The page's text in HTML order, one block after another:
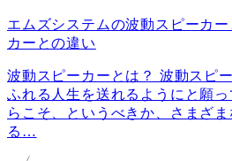
エムズシステムの波動スピーカ
カーとの違い
波動スピーカーとは？ 波動スピ
ふれる人生を送れるようにと願
らこそ、というべきか、さまざ
る …